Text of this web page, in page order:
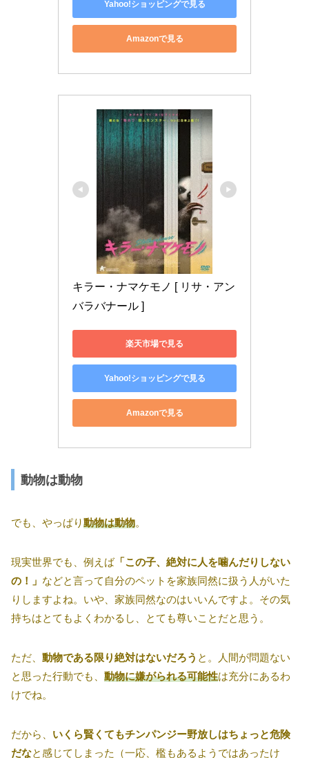
Yahoo!ショッピングで見る
Amazonで見る
キラー・ナマケモノ [ リサ・アン
バラバナール ]
楽天市場で見る
Yahoo!ショッピングで見る
Amazonで見る
動物は動物
でも、やっぱり動物は動物。
現実世界でも、例えば「この子、絶対に人を噛んだりしない
の！」 などと言って自分のペットを家族同然に扱う人がいた
りしますよね。いや、家族同然なのはいいんですよ。その気
持ちはとてもよくわかるし、とても尊いことだと思う。
ただ、 動物である限り絶対はないだろう と。人間が問題ない
と思った行動でも、 動物に嫌がられる可能性は充分にあるわ
けでね。
だから、 いくら賢くてもチンパンジー野放しはちょっと危険
だなと感じてしまった（一応、檻もあるようではあったけ